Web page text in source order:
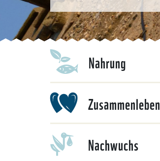
Nahrung
Zusammenleben
Nachwuchs